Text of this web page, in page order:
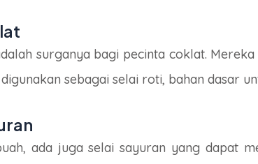
surganya bagi pecinta coklat.
sebagai selai roti, bahan dasar
ada juga selai sayuran yang dapat